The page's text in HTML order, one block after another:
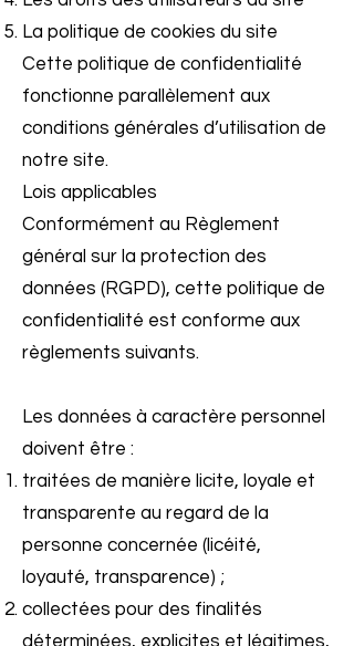
La politique de cookies du site
Cette politique de confidentialité
fonctionne parallèlement aux
conditions générales d’utilisation de
notre site.
Lois applicables
Conformément au Règlement
général sur la protection des
données (RGPD), cette politique de
confidentialité est conforme aux
règlements suivants.
Les données à caractère personnel
doivent être :
traitées de manière licite, loyale et
transparente au regard de la
personne concernée (licéité,
loyauté, transparence) ;
collectées pour des finalités
déterminées, explicites et légitimes,